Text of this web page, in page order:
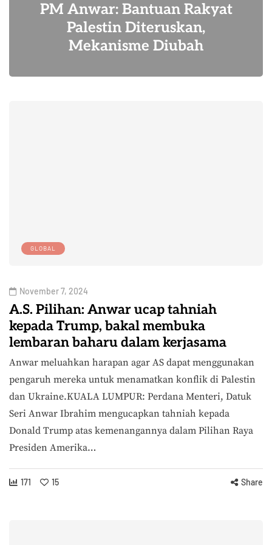
PM Anwar: Bantuan Rakyat
Palestin Diteruskan,
Mekanisme Diubah
GLOBAL
November 7, 2024
A.S. Pilihan: Anwar ucap tahniah
kepada Trump, bakal membuka
lembaran baharu dalam kerjasama
Anwar meluahkan harapan agar AS dapat menggunakan
pengaruh mereka untuk menamatkan konflik di Palestin
dan Ukraine.KUALA LUMPUR: Perdana Menteri, Datuk
Seri Anwar Ibrahim mengucapkan tahniah kepada
Donald Trump atas kemenangannya dalam Pilihan Raya
Presiden Amerika…
171 15 Share